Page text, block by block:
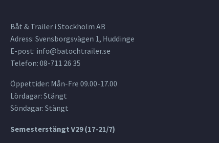
Båt & Trailer i Stockholm AB
Adress: Svensborgsvägen 1, Huddinge
E-post: info@batochtrailer.se
Telefon: 08-711 26 35
Öppettider: Mån-Fre 09.00-17.00
Lördagar: Stängt
Söndagar: Stängt
Semesterstängt V29 (17-21/7)